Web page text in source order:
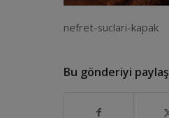
nefret-suclari-kapak
Bu gönderiyi paylaş